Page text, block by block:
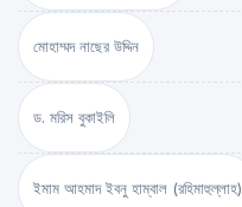
মোহাম্মদ নাছের উদ্দিন
ড. মরিস বুকাইলি
ইমাম আহমাদ ইবনু হাম্বাল (রহিমাহুল্লাহ)